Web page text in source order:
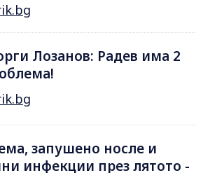
Лозанов: Радев има 2
запушено носле и
инфекции през лятотo -